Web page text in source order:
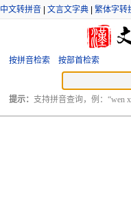
中文转拼音 文言文字典 繁体字转
按拼音检索 按部首检索
提示： 支持拼音查询，例：“wen